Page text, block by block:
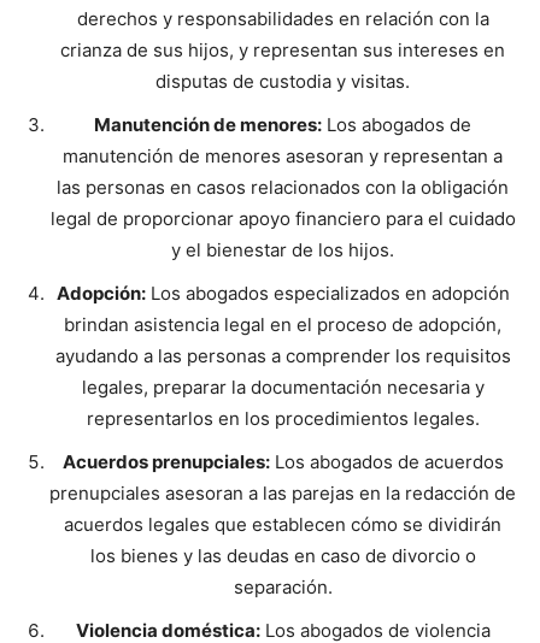
derechos y responsabilidades en relación con la
crianza de sus hijos, y representan sus intereses en
disputas de custodia y visitas.
Manutención de menores: Los abogados de
manutención de menores asesoran y representan a
las personas en casos relacionados con la obligación
legal de proporcionar apoyo financiero para el cuidado
y el bienestar de los hijos.
Adopción:Los abogados especializados en adopción
brindan asistencia legal en el proceso de adopción,
ayudando a las personas a comprender los requisitos
legales, preparar la documentación necesaria y
representarlos en los procedimientos legales.
Acuerdos prenupciales:Los abogados de acuerdos
prenupciales asesoran a las parejas en la redacción de
acuerdos legales que establecen cómo se dividirán
los bienes y las deudas en caso de divorcio o
separación.
Violencia doméstica:Los abogados de violencia